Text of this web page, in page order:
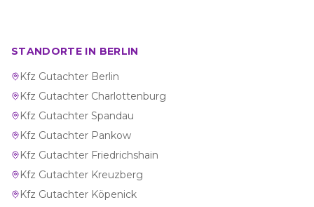
STANDORTE IN BERLIN
Kfz Gutachter Berlin
Kfz Gutachter Charlottenburg
Kfz Gutachter Spandau
Kfz Gutachter Pankow
Kfz Gutachter Friedrichshain
Kfz Gutachter Kreuzberg
Kfz Gutachter Köpenick